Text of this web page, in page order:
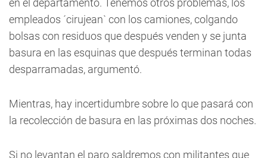
en el departamento. Tenemos otros problemas, los
empleados ´cirujean` con los camiones, colgando
bolsas con residuos que después venden y se junta
basura en las esquinas que después terminan todas
desparramadas, argumentó.
Mientras, hay incertidumbre sobre lo que pasará con
la recolección de basura en las próximas dos noches.
Si no levantan el paro saldremos con militantes que